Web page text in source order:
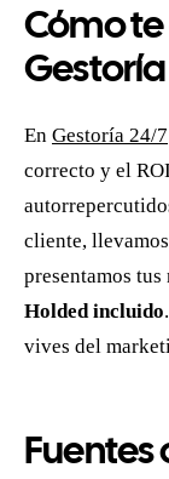
Cómo
En Gestoría 24/7
correcto y el
cliente,
presentamos
Holded incluido
vives del
Fuentes